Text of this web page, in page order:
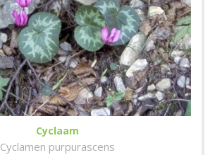
Cyclaam
Cyclamen purpurascens